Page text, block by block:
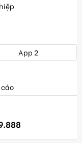
App 2